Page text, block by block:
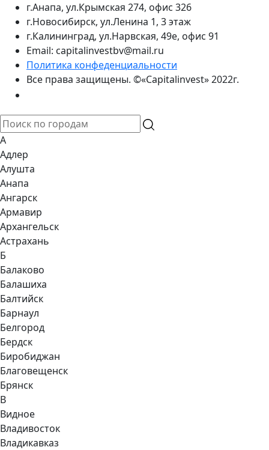
г.Анапа, ул.Крымская 274, офис 326
г.Новосибирск, ул.Ленина 1, 3 этаж
г.Калининград, ул.Нарвская, 49е, офис 91
Email: capitalinvestbv@mail.ru
Политика конфеденциальности
Все права защищены. ©«Capitalinvest» 2022г.
А
Адлер
Алушта
Анапа
Ангарск
Армавир
Архангельск
Астрахань
Б
Балаково
Балашиха
Балтийск
Барнаул
Белгород
Бердск
Биробиджан
Благовещенск
Брянск
В
Видное
Владивосток
Владикавказ